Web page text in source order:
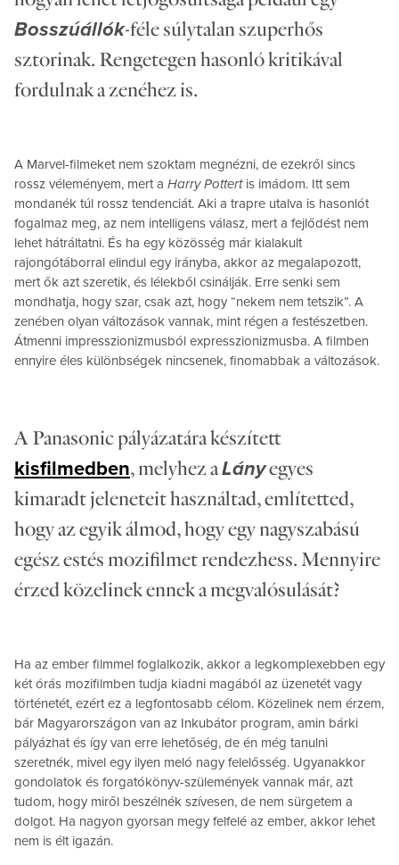
Bosszúállók-féle súlytalan szuperhős
sztorinak. Rengetegen hasonló kritikával
fordulnak a zenéhez is.
A Marvel-filmeket nem szoktam megnézni, de ezekről sincs
rossz véleményem, mert a Harry Pottertis imádom. Itt sem
mondanék túl rossz tendenciát. Aki a trapre utalva is hasonlót
fogalmaz meg, az nem intelligens válasz, mert a fejlődést nem
lehet hátráltatni. És ha egy közösség már kialakult
rajongótáborral elindul egy irányba, akkor az megalapozott,
mert ők azt szeretik, és lélekből csinálják. Erre senki sem
mondhatja, hogy szar, csak azt, hogy “nekem nem tetszik”. A
zenében olyan változások vannak, mint régen a festészetben.
Átmenni impresszionizmusból expresszionizmusba. A filmben
ennyire éles különbségek nincsenek, finomabbak a változások.
A Panasonic pályázatára készített
kisfilmedben, melyhez aLányegyes
kimaradt jeleneteit használtad, említetted,
hogy az egyik álmod, hogy egy nagyszabású
egész estés mozifilmet rendezhess. Mennyire
érzed közelinek ennek a megvalósulását?
Ha az ember filmmel foglalkozik, akkor a legkomplexebben egy
két órás mozifilmben tudja kiadni magából az üzenetét vagy
történetét, ezért ez a legfontosabb célom. Közelinek nem érzem,
bár Magyarországon van az Inkubátor program, amin bárki
pályázhat és így van erre lehetőség, de én még tanulni
szeretnék, mivel egy ilyen meló nagy felelősség. Ugyanakkor
gondolatok és forgatókönyv-szülemények vannak már, azt
tudom, hogy miről beszélnék szívesen, de nem sürgetem a
dolgot. Ha nagyon gyorsan megy felfelé az ember, akkor lehet
nem is élt igazán.